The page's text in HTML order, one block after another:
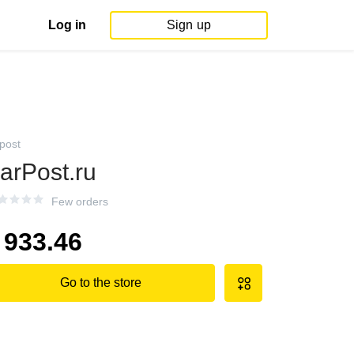
Log in Sign up
Few orders
933.46
Go to the store